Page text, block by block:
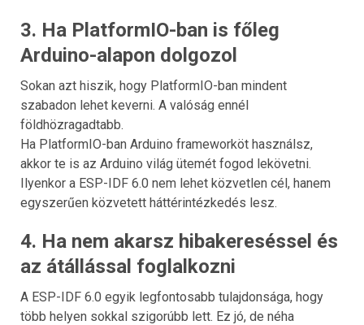
3. Ha PlatformIO-ban is főleg
Arduino-alapon dolgozol
Sokan azt hiszik, hogy PlatformIO-ban mindent
szabadon lehet keverni. A valóság ennél
földhözragadtabb.
Ha PlatformIO-ban Arduino frameworköt használsz,
akkor te is az Arduino világ ütemét fogod lekövetni.
Ilyenkor a ESP-IDF 6.0 nem lehet közvetlen cél, hanem
egyszerűen közvetett háttérintézkedés lesz.
4. Ha nem akarsz hibakereséssel és
az átállással foglalkozni
A ESP-IDF 6.0 egyik legfontosabb tulajdonsága, hogy
több helyen sokkal szigorúbb lett. Ez jó, de néha